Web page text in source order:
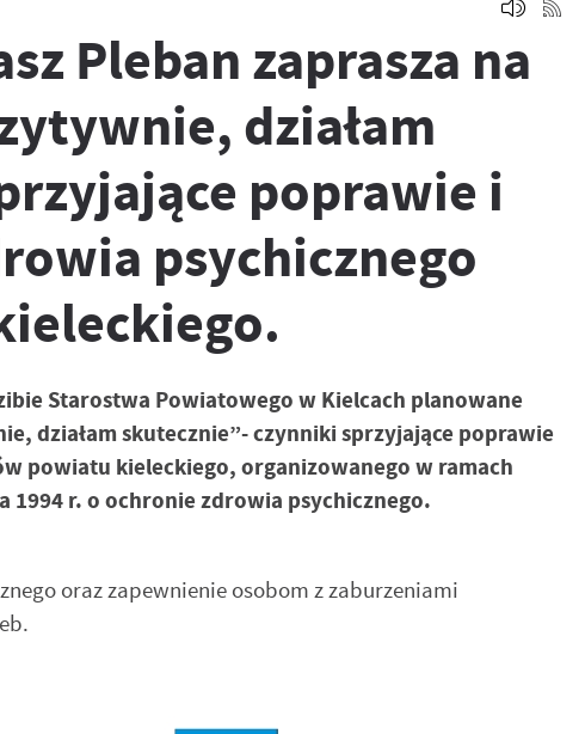
Pleban zaprasza na
działam
poprawie i
psychicznego
Starostwa Powiatowego w Kielcach planowane
działam skutecznie”- czynniki sprzyjające poprawie
powiatu kieleckiego, organizowanego w ramach
r. o ochronie zdrowia psychicznego.
oraz zapewnienie osobom z zaburzeniami